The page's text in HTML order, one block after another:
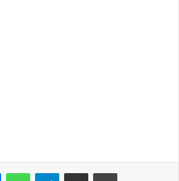
MessengerWhatsAppTelegramShare via Email Print